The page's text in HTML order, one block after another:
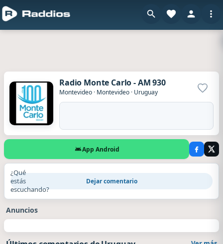
Radio Monte Carlo - AM 930
Montevideo · Montevideo · Uruguay
App Android
¿Qué
estás
escuchando?
Dejar comentario
Anuncios